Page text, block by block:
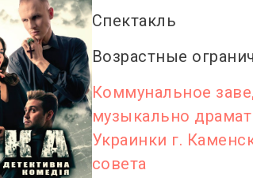
Спектакль
Возрастные
Коммунальное
музыкально
Украинки г.
совета